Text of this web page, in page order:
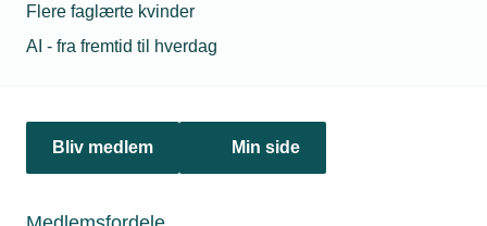
Flere faglærte kvinder
AI - fra fremtid til hverdag
Bliv medlem Min side
jura@tekniq.dk
tekniq@tekniq.dk